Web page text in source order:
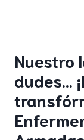
Nuestro
dudes…